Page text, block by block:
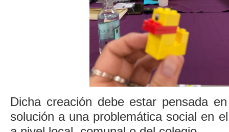
Dicha creación debe estar pensada
solución a una problemática social en